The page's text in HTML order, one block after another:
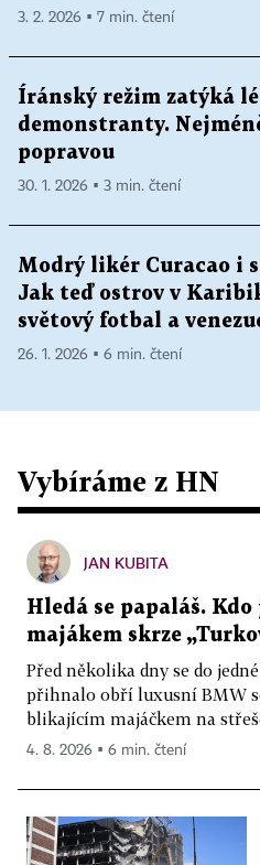
3. 2. 2026 ▪ 7 min. čtení
Íránský režim zatýká
demonstranty.
popravou
30. 1. 2026 ▪ 3 min. čtení
Modrý likér Curacao i
Jak teď ostrov v
světový fotbal a
26. 1. 2026 ▪ 6 min. čtení
Vybíráme z HN
JAN KUBITA
Hledá se papaláš.
majákem skrze
Před několika dny se do
přihnalo obří luxusní BMW
blikajícím majáčkem na
4. 8. 2026 ▪ 6 min. čtení